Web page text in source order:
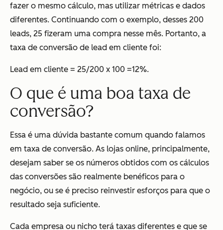
fazer o mesmo cálculo, mas utilizar métricas e dados
diferentes. Continuando com o exemplo, desses 200
leads, 25 fizeram uma compra nesse mês. Portanto, a
taxa de conversão de lead em cliente foi:
Lead em cliente = 25/200 x 100 =12%.
O que é uma boa taxa de
conversão?
Essa é uma dúvida bastante comum quando falamos
em taxa de conversão. As lojas online, principalmente,
desejam saber se os números obtidos com os cálculos
das conversões são realmente benéficos para o
negócio, ou se é preciso reinvestir esforços para que o
resultado seja suficiente.
Cada empresa ou nicho terá taxas diferentes e que se